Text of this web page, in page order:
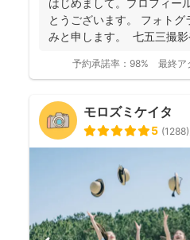
とうございます。 フォト
みと申します。 七五三撮
予約承諾率： 98% 最終ア
モロズミケイタ
5 (1288)